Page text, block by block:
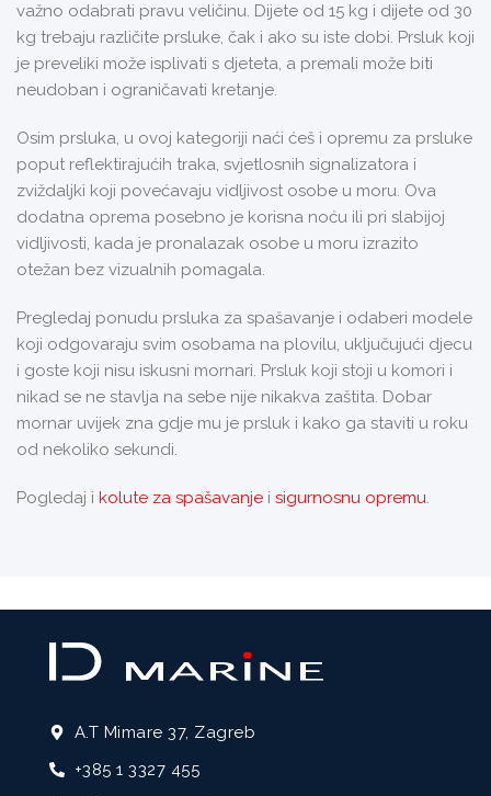
važno odabrati pravu veličinu. Dijete od 15 kg i dijete od 30
kg trebaju različite prsluke, čak i ako su iste dobi. Prsluk koji
je preveliki može isplivati s djeteta, a premali može biti
neudoban i ograničavati kretanje.
Osim prsluka, u ovoj kategoriji naći ćeš i opremu za prsluke
poput reflektirajućih traka, svjetlosnih signalizatora i
zviždaljki koji povećavaju vidljivost osobe u moru. Ova
dodatna oprema posebno je korisna noću ili pri slabijoj
vidljivosti, kada je pronalazak osobe u moru izrazito
otežan bez vizualnih pomagala.
Pregledaj ponudu prsluka za spašavanje i odaberi modele
koji odgovaraju svim osobama na plovilu, uključujući djecu
i goste koji nisu iskusni mornari. Prsluk koji stoji u komori i
nikad se ne stavlja na sebe nije nikakva zaštita. Dobar
mornar uvijek zna gdje mu je prsluk i kako ga staviti u roku
od nekoliko sekundi.
Pogledaj i kolute za spašavanje i sigurnosnu opremu.
A.T Mimare 37, Zagreb
+385 1 3327 455